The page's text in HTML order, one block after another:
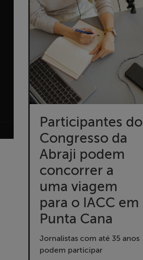
Participantes do
Congresso da
Abraji podem
concorrer a
uma viagem
para o IACC em
Punta Cana
Jornalistas com até 35 anos
podem participar